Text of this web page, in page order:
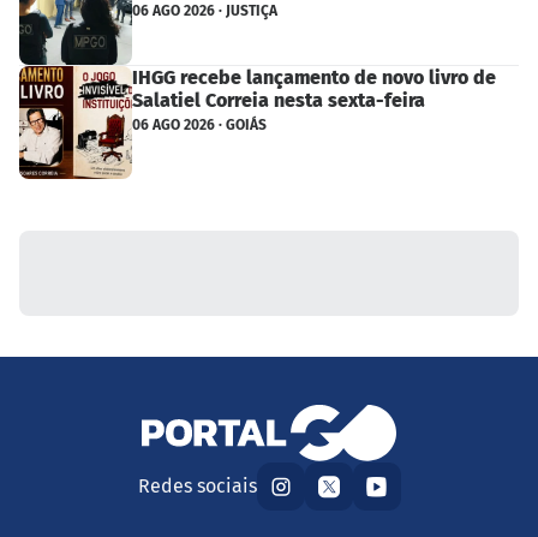
06 AGO 2026 · JUSTIÇA
IHGG recebe lançamento de novo livro de
Salatiel Correia nesta sexta-feira
06 AGO 2026 · GOIÁS
Redes sociais